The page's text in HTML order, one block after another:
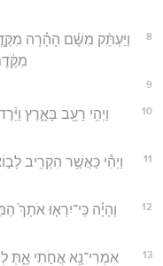
8
וַיַּעְתֵּ֨ק מִשָּׁ֜ם הָהָ֗רָה
9
10
וַיְהִ֥י רָעָ֖ב בָּאָ֑רֶץ
11
וַיְהִ֕י כַּאֲשֶׁ֥ר הִקְרִ֖יב
12
וְהָיָ֗ה כִּֽי־יִרְא֤וּ אֹתָךְ֙
13 אִמְרִי־נָ֖א אֲחֹ֣תִי אָ֑תְּ